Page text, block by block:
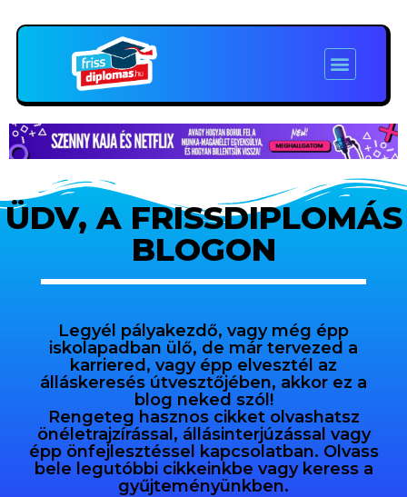
ÜDV, A FRISSDIPLOMÁS
BLOGON
Legyél pályakezdő, vagy még épp
iskolapadban ülő, de már tervezed a
karriered, vagy épp elvesztél az
álláskeresés útvesztőjében, akkor ez a
blog neked szól!
Rengeteg hasznos cikket olvashatsz
önéletrajzírással, állásinterjúzással vagy
épp önfejlesztéssel kapcsolatban. Olvass
bele legutóbbi cikkeinkbe vagy keress a
gyűjteményünkben.